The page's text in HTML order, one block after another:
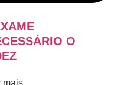
O
mais